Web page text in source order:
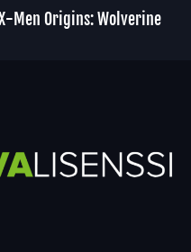
Men Origins: Wolverine